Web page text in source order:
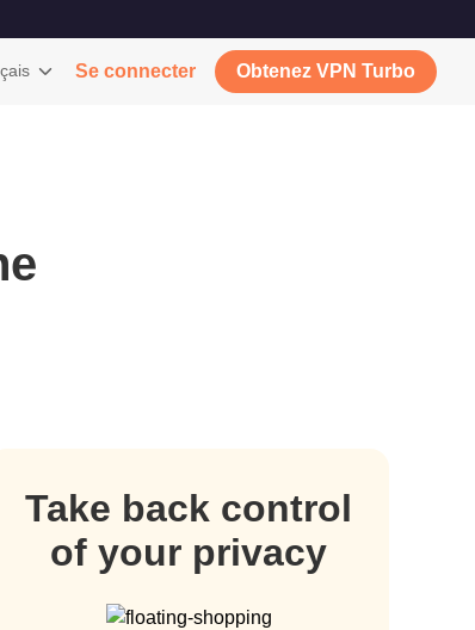
Se connecter Obtenez VPN Turbo
Take back control
of your privacy